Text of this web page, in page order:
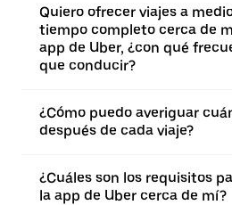
Quiero ofrecer viajes a
tiempo completo cerca de
app de Uber, ¿con qué
que conducir?
¿Cómo puedo averiguar
después de cada viaje?
¿Cuáles son los requisitos
la app de Uber cerca de mí?